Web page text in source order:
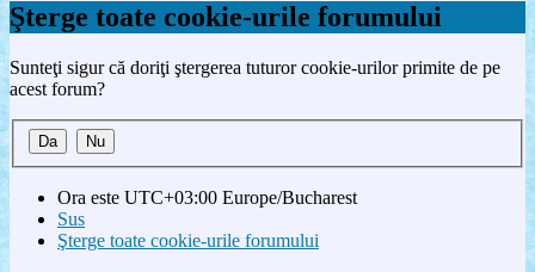
Şterge toate cookie-urile forumului
Sunteţi sigur că doriţi ştergerea tuturor cookie-urilor primite de pe
acest forum?
Ora este UTC+03:00 Europe/Bucharest
Sus
Şterge toate cookie-urile forumului